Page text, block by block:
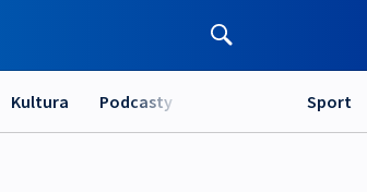
Kultura Podcasty Sport